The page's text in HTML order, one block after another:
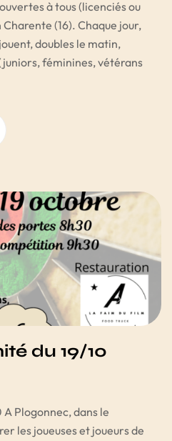
à tous (licenciés ou
(16). Chaque jour,
doubles le matin,
féminines, vétérans
du 19/10
Plogonnec, dans le
les joueuses et joueurs de